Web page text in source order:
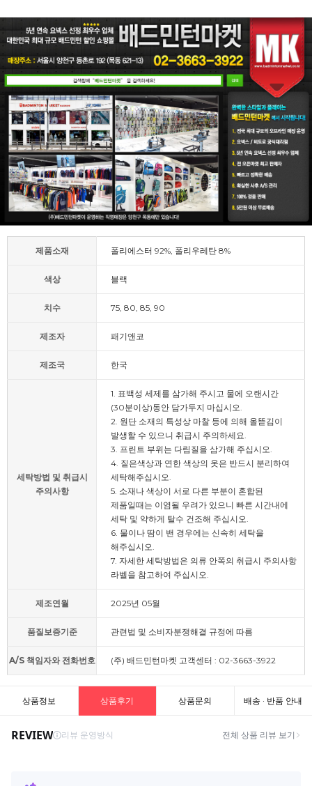
제품소재 폴리에스터 92%, 폴리우레탄 8%
색상 블랙
치수 75, 80, 85, 90
제조자 패기앤코
제조국 한국
세탁방법 및 취급시
주의사항
1. 표백성 세제를 삼가해 주시고 물에 오랜시간
(30분이상)동안 담가두지 마십시오.
2. 원단 소재의 특성상 마찰 등에 의해 올뜯김이
발생할 수 있으니 취급시 주의하세요.
3. 프린트 부위는 다림질을 삼가해 주십시오.
4. 짙은색상과 연한 색상의 옷은 반드시 분리하여
세탁해주십시오.
5. 소재나 색상이 서로 다른 부분이 혼합된
제품일때는 이염될 우려가 있으니 빠른 시간내에
세탁 및 약하게 탈수 건조해 주십시오.
6. 물이나 땀이 밴 경우에는 신속히 세탁을
해주십시오.
7. 자세한 세탁방법은 의류 안쪽의 취급시 주의사항
라벨을 참고하여 주십시오.
제조연월 2025년 05월
품질보증기준 관련법 및 소비자분쟁해결 규정에 따름
A/S 책임자와 전화번호 (주) 배드민턴마켓 고객센터 : 02-3663-3922
상품정보 상품후기 상품문의 배송 · 반품 안내